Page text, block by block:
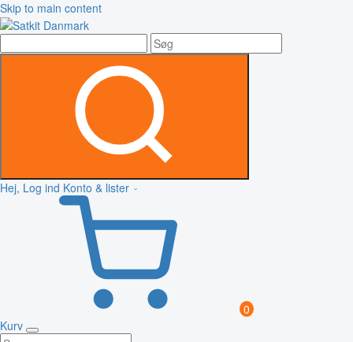
Skip to main content
Hej, Log ind Konto & lister
0
Kurv